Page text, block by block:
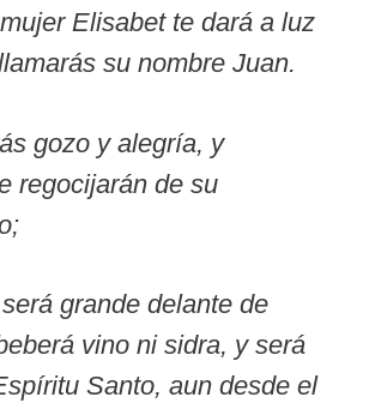
Elisabet te dará a luz
su nombre Juan.
gozo y alegría, y
regocijarán de su
grande delante de
vino ni sidra, y será
Santo, aun desde el